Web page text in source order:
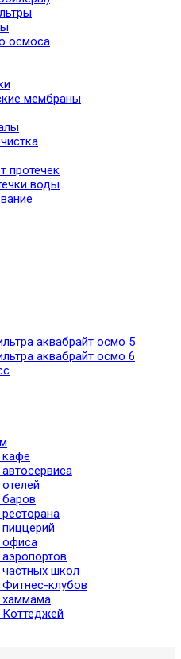
осмоса
мембраны
протечек
воды
аквабрайт осмо 5
аквабрайт осмо 6
офиса
школ
клубов
хаммама